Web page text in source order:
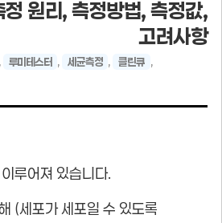
원리, 측정방법, 측정값,
고려사항
, 루미테스터 , 세균측정 , 클린큐 ,
루어져 있습니다.
(세포가 세포일 수 있도록